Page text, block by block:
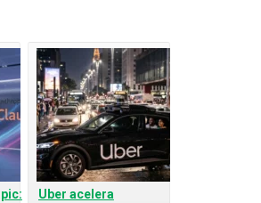
Uber acelera